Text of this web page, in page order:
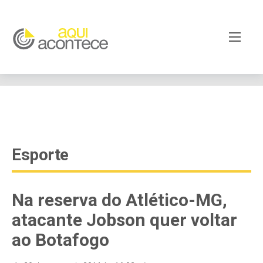
googleb82de9a22cec23e8.html
Esporte
Na reserva do Atlético-MG,
atacante Jobson quer voltar
ao Botafogo